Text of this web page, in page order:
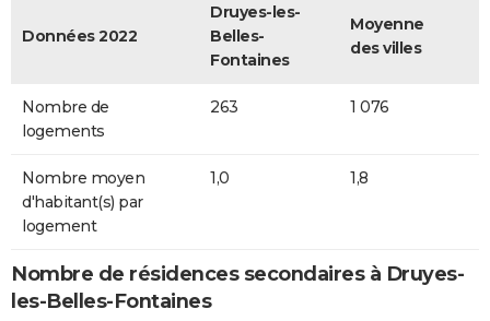
Données 2022
Druyes-les-
Belles-
Fontaines
Moyenne
des villes
Nombre de
logements
263 1 076
Nombre moyen
d'habitant(s) par
logement
1,0 1,8
Nombre de résidences secondaires à Druyes-
les-Belles-Fontaines